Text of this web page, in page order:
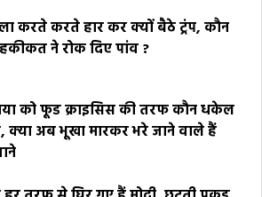
करते करते हार कर क्यों बैठे ट्रंप, कौन
ने रोक दिए पांव ?
को फूड क्राइसिस की तरफ कौन धकेल
क्या अब भूखा मारकर भरे जाने वाले हैं